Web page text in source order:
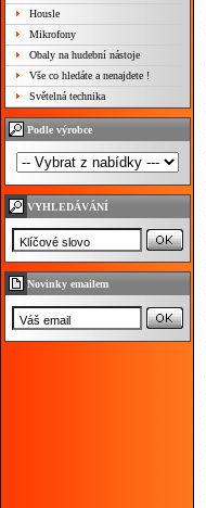
Housle
Mikrofony
Obaly na hudební nástoje
Vše co hledáte a nenajdete !
Světelná technika
Podle výrobce
VYHLEDÁVÁNÍ
Novinky emailem